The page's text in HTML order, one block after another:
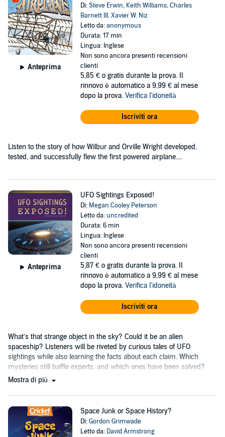
Anteprima
Di:Steve Erwin, Keith Williams,Charles
Barnett III ,Xavier W. Niz
Letto da:anonymous
Durata: 17 min
Lingua: Inglese
Non sono ancora presenti recensioni
clienti
5,85 € o gratis durante la prova. Il
rinnovo è automatico a 9,99 € al mese
dopo la prova. Verifica l'idoneità
Iscriviti ora
Listen to the story of how Wilbur and Orville Wright developed,
tested, and successfully flew the first powered airplane....
Anteprima
UFO Sightings Exposed!
Di: Megan Cooley Peterson
Letto da: uncredited
Durata: 6 min
Lingua: Inglese
Non sono ancora presenti recensioni
clienti
5,87 € o gratis durante la prova. Il
rinnovo è automatico a 9,99 € al mese
dopo la prova. Verifica l'idoneità
Iscriviti ora
What’s that strange object in the sky? Could it be an alien
spaceship? Listeners will be riveted by curious tales of UFO
sightings while also learning the facts about each claim. Which
mysteries still baffle experts, and which ones have been solved?
Mostra di più
Space Junk or Space History?
Di:Gordon Grimwade
Letto da: David Armstrong